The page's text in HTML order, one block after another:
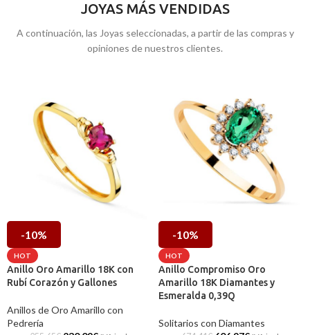
JOYAS MÁS VENDIDAS
A continuación, las Joyas seleccionadas, a partir de las compras y
opiniones de nuestros clientes.
-10%
HOT
Anillo Oro Amarillo 18K con
Rubí Corazón y Gallones
Anillos de Oro Amarillo con
Pedrería
-10%
HOT
Anillo Compromiso Oro
Amarillo 18K Diamantes y
Esmeralda 0,39Q
Solitarios con Diamantes